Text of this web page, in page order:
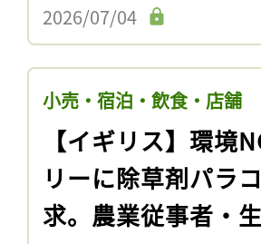
2026/07/04
小売・宿泊・飲食・店舗
【イギリス】環境
リーに除草剤パラ
求。農業従事者・